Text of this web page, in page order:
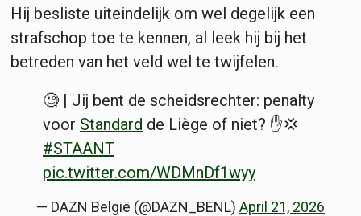
Hij besliste uiteindelijk om wel degelijk een
strafschop toe te kennen, al leek hij bij het
betreden van het veld wel te twijfelen.
🧐 | Jij bent de scheidsrechter: penalty
voor Standard de Liège of niet? ✋💢
#STAANT
pic.twitter.com/WDMnDf1wyy
— DAZN België (@DAZN_BENL) April 21, 2026